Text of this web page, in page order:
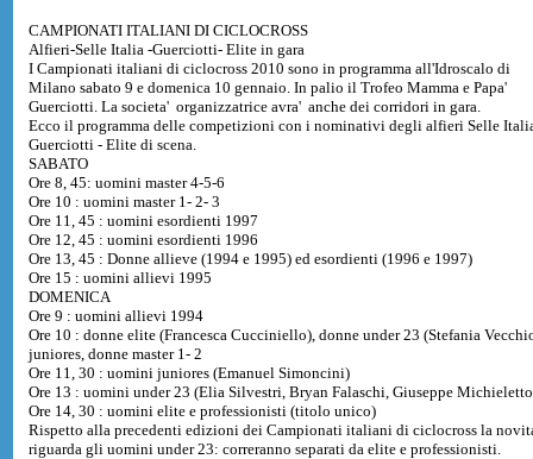
CAMPIONATI ITALIANI DI CICLOCROSS
Alfieri-Selle Italia -Guerciotti- Elite in gara
I Campionati italiani di ciclocross 2010 sono in programma all'Idroscalo di
Milano sabato 9 e domenica 10 gennaio. In palio il Trofeo Mamma e Papa'
Guerciotti. La societa' organizzatrice avra' anche dei corridori in gara.
Ecco il programma delle competizioni con i nominativi degli alfieri Selle
Guerciotti - Elite di scena.
SABATO
Ore 8, 45: uomini master 4-5-6
Ore 10 : uomini master 1- 2- 3
Ore 11, 45 : uomini esordienti 1997
Ore 12, 45 : uomini esordienti 1996
Ore 13, 45 : Donne allieve (1994 e 1995) ed esordienti (1996 e 1997)
Ore 15 : uomini allievi 1995
DOMENICA
Ore 9 : uomini allievi 1994
Ore 10 : donne elite (Francesca Cucciniello), donne under 23 (Stefania
juniores, donne master 1- 2
Ore 11, 30 : uomini juniores (Emanuel Simoncini)
Ore 13 : uomini under 23 (Elia Silvestri, Bryan Falaschi, Giuseppe
Ore 14, 30 : uomini elite e professionisti (titolo unico)
Rispetto alla precedenti edizioni dei Campionati italiani di ciclocross la
riguarda gli uomini under 23: correranno separati da elite e professionisti.